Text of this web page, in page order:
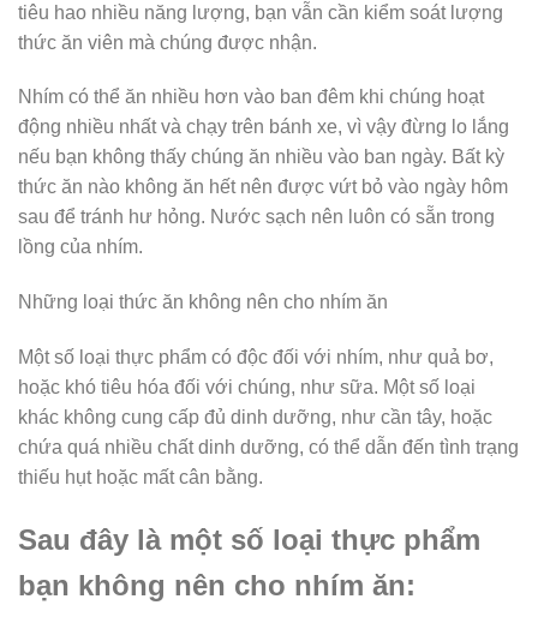
tiêu hao nhiều năng lượng, bạn vẫn cần kiểm soát lượng
thức ăn viên mà chúng được nhận.
Nhím có thể ăn nhiều hơn vào ban đêm khi chúng hoạt
động nhiều nhất và chạy trên bánh xe, vì vậy đừng lo lắng
nếu bạn không thấy chúng ăn nhiều vào ban ngày. Bất kỳ
thức ăn nào không ăn hết nên được vứt bỏ vào ngày hôm
sau để tránh hư hỏng. Nước sạch nên luôn có sẵn trong
lồng của nhím.
Những loại thức ăn không nên cho nhím ăn
Một số loại thực phẩm có độc đối với nhím, như quả bơ,
hoặc khó tiêu hóa đối với chúng, như sữa. Một số loại
khác không cung cấp đủ dinh dưỡng, như cần tây, hoặc
chứa quá nhiều chất dinh dưỡng, có thể dẫn đến tình trạng
thiếu hụt hoặc mất cân bằng.
Sau đây là một số loại thực phẩm
bạn không nên cho nhím ăn: